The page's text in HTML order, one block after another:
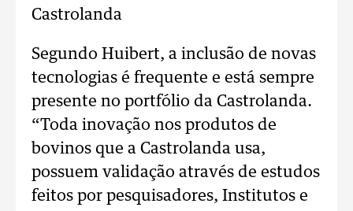
Castrolanda
Segundo Huibert, a inclusão de novas
tecnologias é frequente e está sempre
presente no portfólio da Castrolanda.
“Toda inovação nos produtos de
bovinos que a Castrolanda usa,
possuem validação através de estudos
feitos por pesquisadores, Institutos e